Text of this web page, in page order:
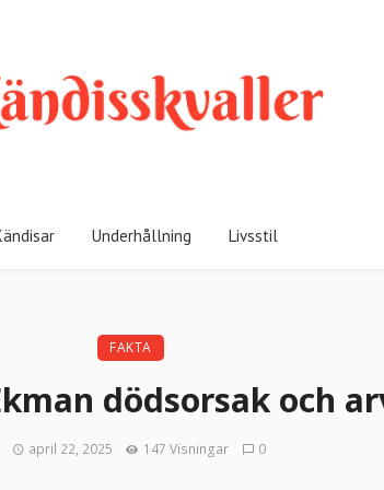
Underhållning Livsstil
FAKTA
dödsorsak och
april 22, 2025 147 Visningar 0